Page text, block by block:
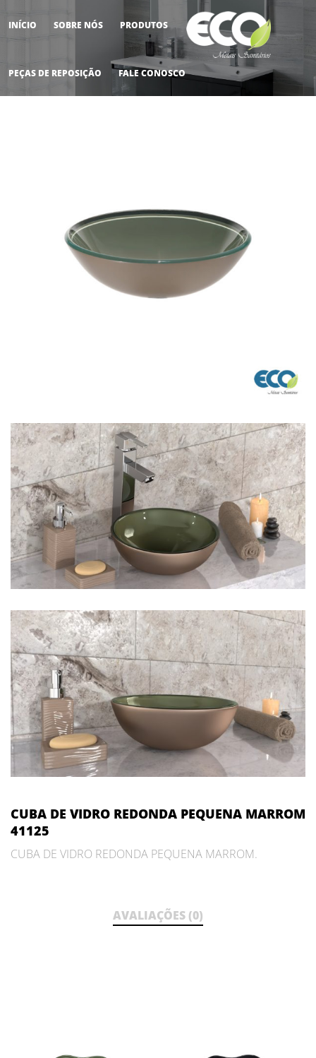
INÍCIO SOBRE NÓS PRODUTOS
PEÇAS DE REPOSIÇÃO FALE CONOSCO
CUBA DE VIDRO REDONDA PEQUENA MARROM
41125
CUBA DE VIDRO REDONDA PEQUENA MARROM.
AVALIAÇÕES (0)